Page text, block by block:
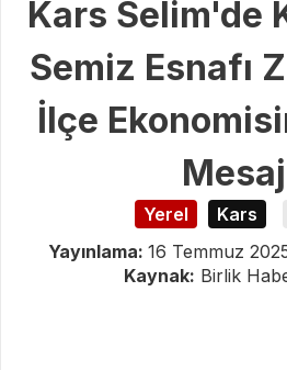
Kars Selim'de
Semiz Esnafı
İlçe
Yerel Kars
Yayınlama: 16 Temmuz
Kaynak: Birlik